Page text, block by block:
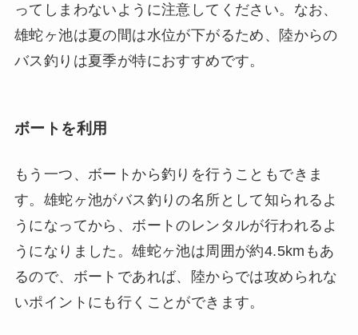
ってしまわないように注意してください。なお、
雄蛇ヶ池は夏の間は水位が下がるため、陸からの
バス釣りは夏季が特におすすめです。
ボートを利用
もう一つ、ボートから釣りを行うこともできま
す。雄蛇ヶ池がバス釣りの名所として知られるよ
うになってから、ボートのレンタルが行われるよ
うになりました。雄蛇ヶ池は周囲が約4.5kmもあ
るので、ボートであれば、陸からでは攻められな
いポイントにも行くことができます。